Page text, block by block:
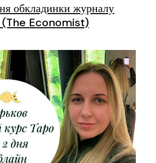
обкладинки журналу
(The Economist)